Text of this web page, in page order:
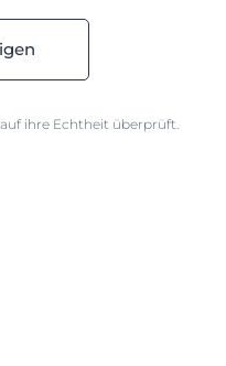
ihre Echtheit überprüft.